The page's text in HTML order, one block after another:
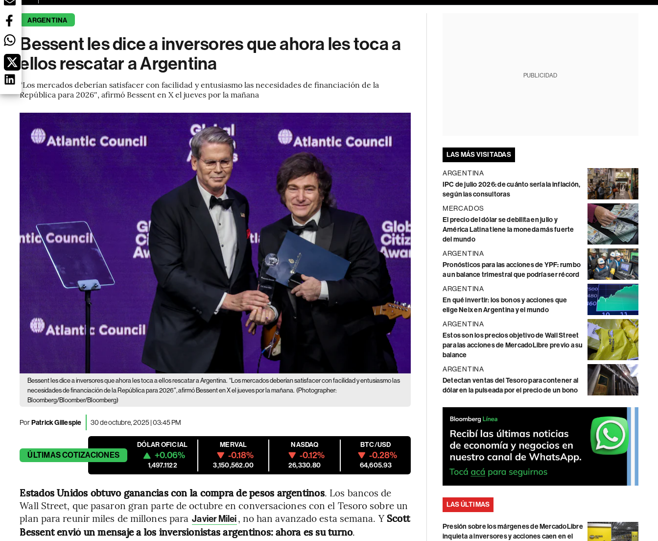
ARGENTINA
Bessent les dice a inversores que ahora les toca a
ellos rescatar a Argentina
“Los mercados deberían satisfacer con facilidad y entusiasmo las necesidades de financiación de la
República para 2026″, afirmó Bessent en X el jueves por la mañana
Bessent les dice a inversores que ahora les toca a ellos rescatar a Argentina. “Los mercados deberían satisfacer con facilidad y entusiasmo las
necesidades de financiación de la República para 2026″, afirmó Bessent en X el jueves por la mañana. (Photographer:
Bloomberg/Bloomber/Bloomberg)
PorPatrick Gillespie 30 de octubre, 2025 | 03:45 PM
ÚLTIMASCOTIZACIONES
DÓLAR OFICIAL
+0.06%
1,497.1122
MERVAL
-0.18%
3,150,562.00
NASDAQ
-0.12%
26,330.80
BTC/USD
-0.28%
64,605.93
Estados Unidos obtuvo ganancias con la compra de pesos argentinos. Los bancos de
Wall Street, que pasaron gran parte de octubre en conversaciones con el Tesoro sobre un
plan para reunir miles de millones para Javier Milei, no han avanzado esta semana. YScott
Bessent envió un mensaje a los inversionistas argentinos: ahora es su turno.
PUBLICIDAD
LAS MÁS VISITADAS
ARGENTINA
IPC de julio 2026: de cuánto sería la inflación,
según las consultoras
MERCADOS
El precio del dólar se debilita en julio y
América Latina tiene la moneda más fuerte
del mundo
ARGENTINA
Pronósticos para las acciones de YPF: rumbo
a un balance trimestral que podría ser récord
ARGENTINA
En qué invertir: los bonos y acciones que
elige Neix en Argentina y el mundo
ARGENTINA
Estos son los precios objetivo de Wall Street
para las acciones de MercadoLibre previo a su
balance
ARGENTINA
Detectan ventas del Tesoro para contener al
dólar en la pulseada por el precio de un bono
LAS ÚLTIMAS
Presión sobre los márgenes de MercadoLibre
inquieta a inversores y acciones caen en el